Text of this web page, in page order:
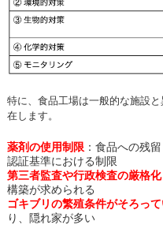
特に、食品工場は一般的な施設
在します。
薬剤の使用制限 ：食品への残
認証基準における制限
第三者監査や行政検査の厳格化
構築が求められる
ゴキブリの繁殖条件がそろっ
り、隠れ家が多い